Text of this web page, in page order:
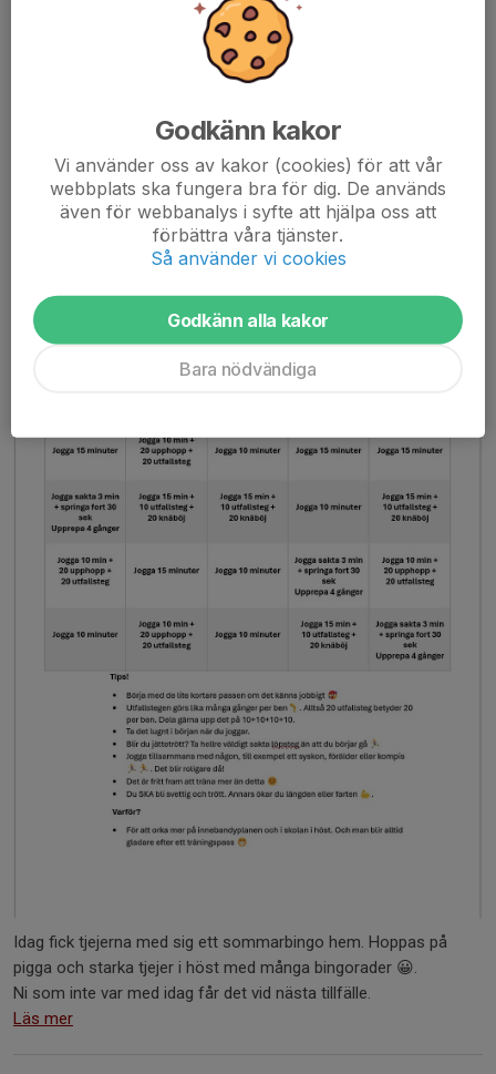
redan nu kan planera er höst.
Vi har fått nya träningstider:
(v.36-41 17.45-19.00)
Sommarbingo
0 kommentarer
Idag fick tjejerna med sig ett sommarbingo hem. Hoppas på
pigga och starka tjejer i höst med många bingorader 😀.
Ni som inte var med idag får det vid nästa tillfälle.
Läs mer
Godkänn kakor
Vi använder oss av kakor (cookies) för att vår
webbplats ska fungera bra för dig. De används
även för webbanalys i syfte att hjälpa oss att
förbättra våra tjänster.
Så använder vi cookies
Godkänn alla kakor
Bara nödvändiga